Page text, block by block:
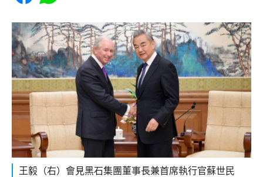
王毅（右）會見黑石集團董事長兼首席執行官蘇世民